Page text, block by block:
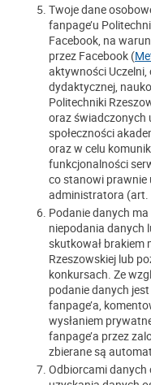
Twoje dane
fanpage’u
Facebook, na
przez Facebook (
aktywności
dydaktycznej,
Politechniki
oraz świadczonych
społeczności
oraz w celu
funkcjonalności
co stanowi prawnie
administratora (art.
Podanie danych
niepodania danych
skutkował brakiem
Rzeszowskiej lub
konkursach. Ze
podanie danych
fanpage’a,
wysłaniem
fanpage’a przez
zbierane są
Odbiorcami